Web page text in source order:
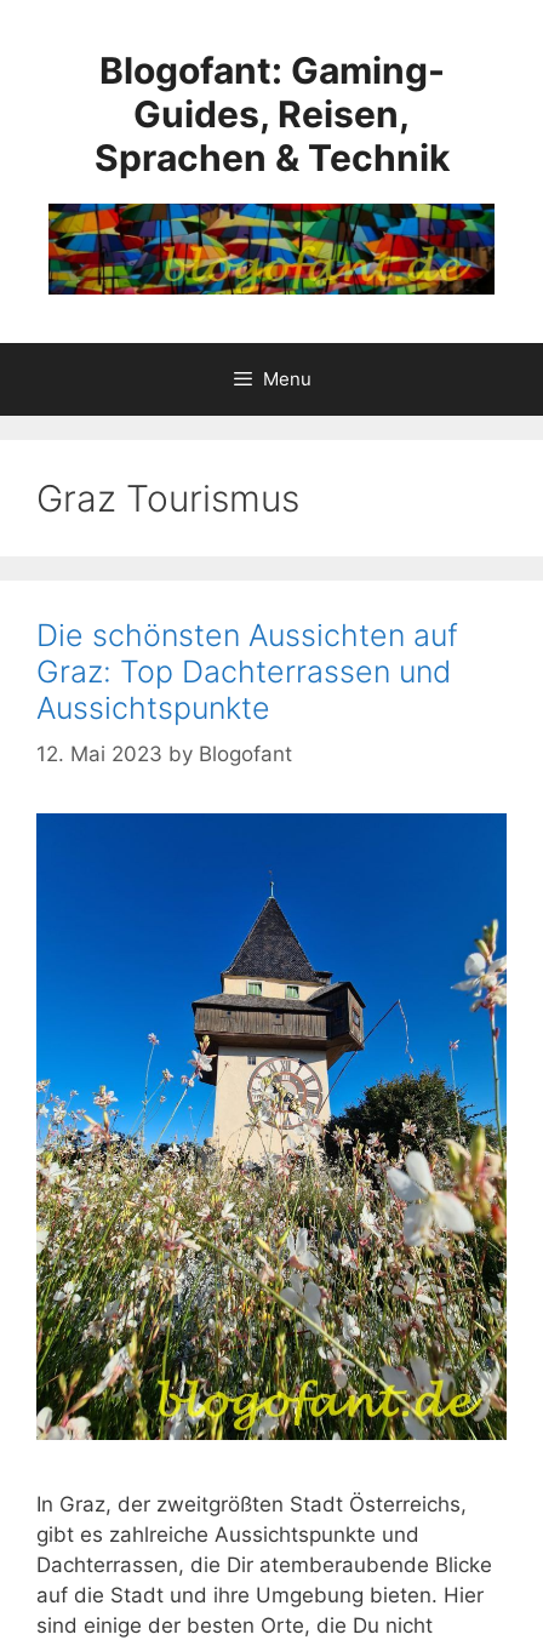
Blogofant: Gaming-
Guides, Reisen,
Sprachen & Technik
Menu
Graz Tourismus
Die schönsten Aussichten auf
Graz: Top Dachterrassen und
Aussichtspunkte
12. Mai 2023 by Blogofant
In Graz, der zweitgrößten Stadt Österreichs,
gibt es zahlreiche Aussichtspunkte und
Dachterrassen, die Dir atemberaubende Blicke
auf die Stadt und ihre Umgebung bieten. Hier
sind einige der besten Orte, die Du nicht